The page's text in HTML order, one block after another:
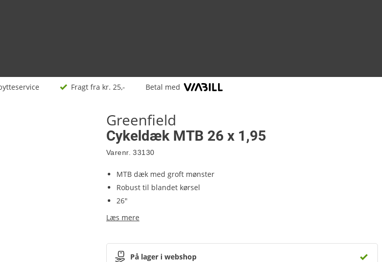
Fragt fra kr. 25,- Betal med
Greenfield
Cykeldæk MTB 26 x 1,95
Varenr. 33130
MTB dæk med groft mønster
Robust til blandet kørsel
26"
Læs mere
På lager i webshop